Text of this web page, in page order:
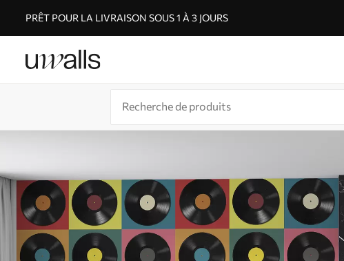
PRÊT POUR LA LIVRAISON SOUS 1 À 3 JOURS